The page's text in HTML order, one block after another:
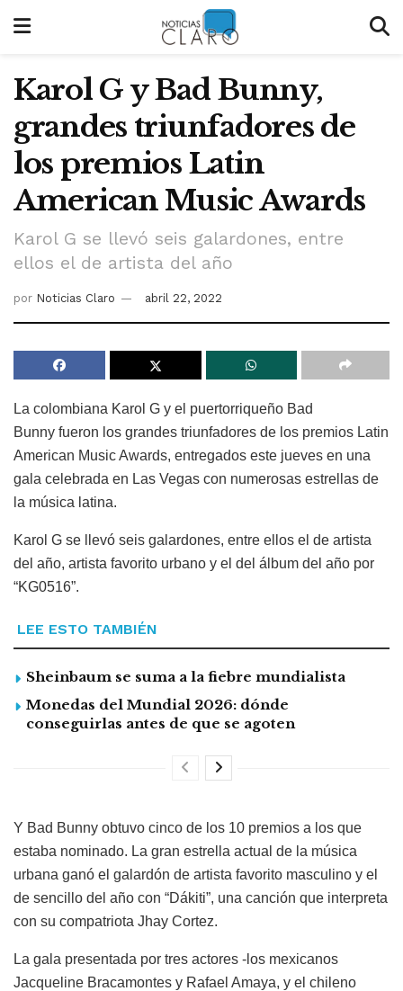
Karol G y Bad Bunny,
grandes triunfadores de
los premios Latin
American Music Awards
Karol G se llevó seis galardones, entre
ellos el de artista del año
por Noticias Claro abril 22, 2022
La colombiana Karol G y el puertorriqueño Bad
Bunny fueron los grandes triunfadores de los premios Latin
American Music Awards, entregados este jueves en una
gala celebrada en Las Vegas con numerosas estrellas de
la música latina.
Karol G se llevó seis galardones, entre ellos el de artista
del año, artista favorito urbano y el del álbum del año por
“KG0516”.
LEE ESTO TAMBIÉN
Sheinbaum se suma a la fiebre mundialista
Monedas del Mundial 2026: dónde
conseguirlas antes de que se agoten
Y Bad Bunny obtuvo cinco de los 10 premios a los que
estaba nominado. La gran estrella actual de la música
urbana ganó el galardón de artista favorito masculino y el
de sencillo del año con “Dákiti”, una canción que interpreta
con su compatriota Jhay Cortez.
La gala presentada por tres actores -los mexicanos
Jacqueline Bracamontes y Rafael Amaya, y el chileno